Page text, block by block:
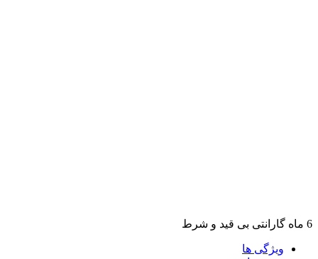
6 ماه گارانتی بی قید و شرط
ویژگی ها